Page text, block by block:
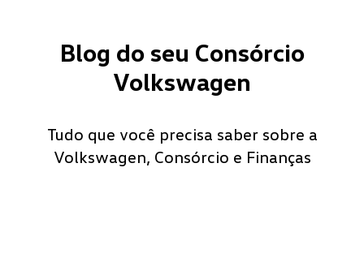
Blog do seu Consórcio
Volkswagen
Tudo que você precisa saber sobre a
Volkswagen, Consórcio e Finanças